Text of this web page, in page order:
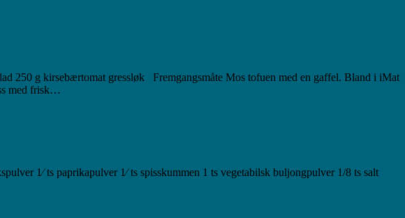
250 g kirsebærtomat gressløk Fremgangsmåte Mos tofuen med en gaffel. Bland i iMat
med frisk…
1⁄ ts paprikapulver 1⁄ ts spisskummen 1 ts vegetabilsk buljongpulver 1/8 ts salt